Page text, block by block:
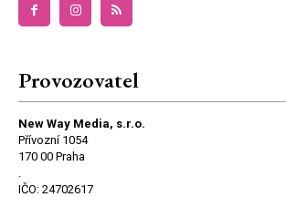
Provozovatel
New Way Media, s.r.o.
Přívozní 1054
170 00 Praha
IČO: 24702617